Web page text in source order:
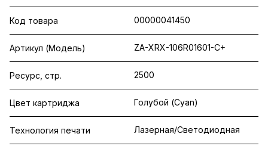
Код товара 00000041450
Артикул (Модель) ZA-XRX-106R01601-C+
Ресурс, стр. 2500
Цвет картриджа Голубой (Cyan)
Технология печати Лазерная/Светодиодная